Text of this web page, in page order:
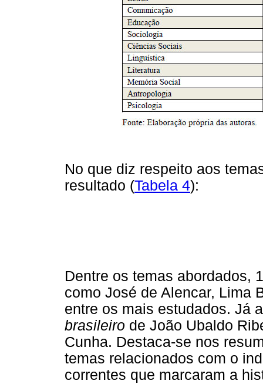
No que diz respeito aos
resultado (Tabela 4):
Dentre os temas abordados,
como José de Alencar, Lima
entre os mais estudados. Já
brasileiro de João Ubaldo
Cunha. Destaca-se nos
temas relacionados com o
correntes que marcaram a